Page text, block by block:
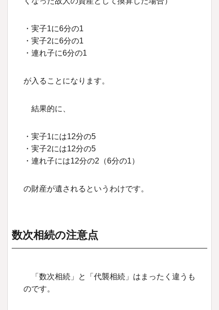
・実子1に6分の1
・実子2に6分の1
・連れ子に6分の1
が入ることになります。
結果的に、
・実子1には12分の5
・実子2には12分の5
・連れ子には12分の2（6分の1）
の財産が遺されるというわけです。
数次相続の注意点
「数次相続」と「代襲相続」はまったく違うも
のです。